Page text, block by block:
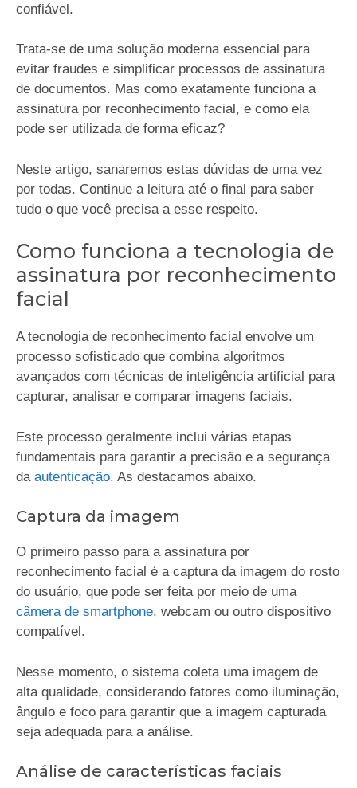
confiável.
Trata-se de uma solução moderna essencial para
evitar fraudes e simplificar processos de assinatura
de documentos. Mas como exatamente funciona a
assinatura por reconhecimento facial, e como ela
pode ser utilizada de forma eficaz?
Neste artigo, sanaremos estas dúvidas de uma vez
por todas. Continue a leitura até o final para saber
tudo o que você precisa a esse respeito.
Como funciona a tecnologia de
assinatura por reconhecimento
facial
A tecnologia de reconhecimento facial envolve um
processo sofisticado que combina algoritmos
avançados com técnicas de inteligência artificial para
capturar, analisar e comparar imagens faciais.
Este processo geralmente inclui várias etapas
fundamentais para garantir a precisão e a segurança
da autenticação. As destacamos abaixo.
Captura da imagem
O primeiro passo para a assinatura por
reconhecimento facial é a captura da imagem do rosto
do usuário, que pode ser feita por meio de uma
câmera de smartphone, webcam ou outro dispositivo
compatível.
Nesse momento, o sistema coleta uma imagem de
alta qualidade, considerando fatores como iluminação,
ângulo e foco para garantir que a imagem capturada
seja adequada para a análise.
Análise de características faciais